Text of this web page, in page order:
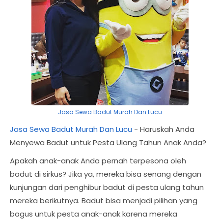
Jasa Sewa Badut Murah Dan Lucu
Jasa Sewa Badut Murah Dan Lucu - Haruskah Anda
Menyewa Badut untuk Pesta Ulang Tahun Anak Anda?
Apakah anak-anak Anda pernah terpesona oleh
badut di sirkus? Jika ya, mereka bisa senang dengan
kunjungan dari penghibur badut di pesta ulang tahun
mereka berikutnya. Badut bisa menjadi pilihan yang
bagus untuk pesta anak-anak karena mereka